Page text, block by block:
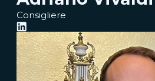
Consigliere